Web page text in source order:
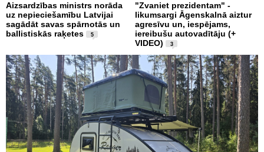
Aizsardzības ministrs norāda
uz nepieciešamību Latvijai
sagādāt savas spārnotās un
ballistiskās raķetes
5
"Zvaniet prezidentam" -
likumsargi Āgenskalnā aiztur
agresīvu un, iespējams,
iereibušu autovadītāju (+
VIDEO)
3